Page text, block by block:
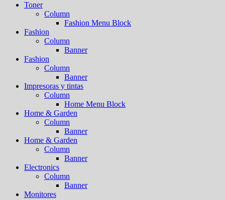
Toner
Column
Fashion Menu Block
Fashion
Column
Banner
Fashion
Column
Banner
Impresoras y tintas
Column
Home Menu Block
Home & Garden
Column
Banner
Home & Garden
Column
Banner
Electronics
Column
Banner
Monitores